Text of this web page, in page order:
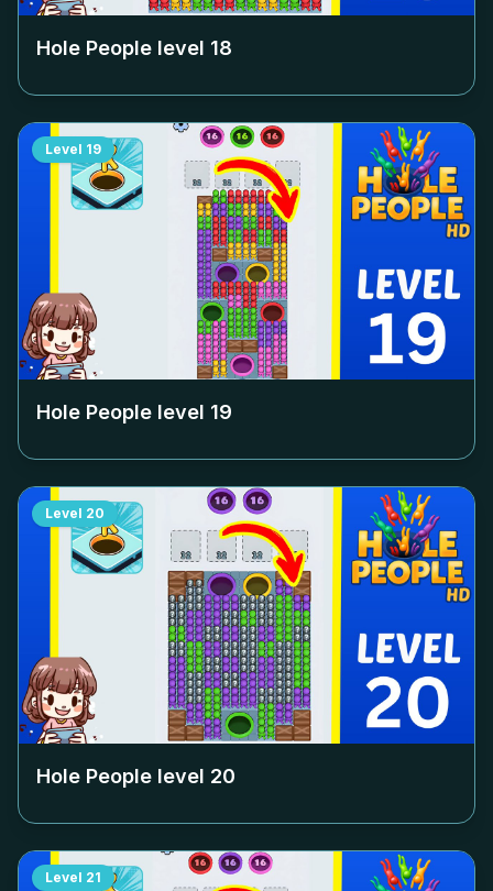
Hole People level 18
Level 19
Hole People level 19
Level 20
Hole People level 20
Level 21